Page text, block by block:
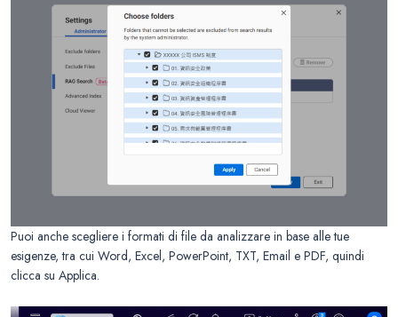
Puoi anche scegliere i formati di file da analizzare in base alle tue
esigenze, tra cui Word, Excel, PowerPoint, TXT, Email e PDF, quindi
clicca su Applica.